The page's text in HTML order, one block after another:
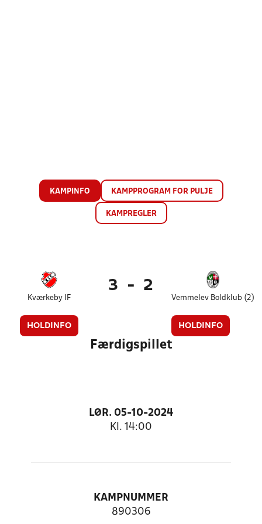
KAMPINFO KAMPPROGRAM FOR PULJE
KAMPREGLER
Kværkeby IF
HOLDINFO
3 - 2
Vemmelev Boldklub (2)
HOLDINFO
Færdigspillet
LØR. 05-10-2024
Kl. 14:00
KAMPNUMMER
890306